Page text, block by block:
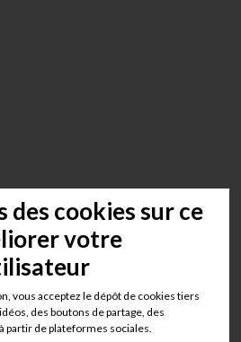
boutiques
surface
des cookies sur ce
votre
vous acceptez le dépôt de cookies tiers
des boutons de partage, des
partir de plateformes sociales.